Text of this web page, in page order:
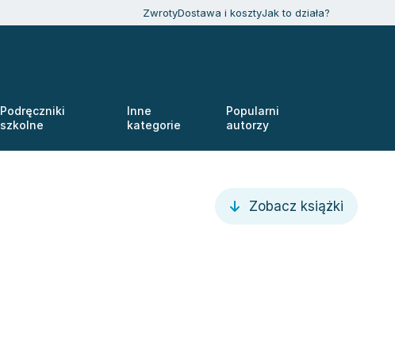
ZwrotyDostawa i kosztyJak to działa?
Podręczniki
szkolne
Inne
kategorie
Popularni
autorzy
Zobacz książki